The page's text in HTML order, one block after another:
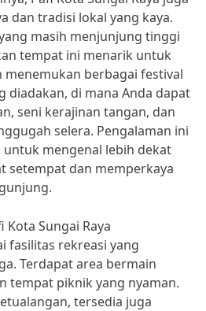
dan tradisi lokal yang kaya.
masih menjunjung tinggi
tempat ini menarik untuk
menemukan berbagai festival
diadakan, di mana Anda dapat
seni kerajinan tangan, dan
selera. Pengalaman ini
mengenal lebih dekat
setempat dan memperkaya
Sungai Raya
fasilitas rekreasi yang
Terdapat area bermain
tempat piknik yang nyaman.
tersedia juga